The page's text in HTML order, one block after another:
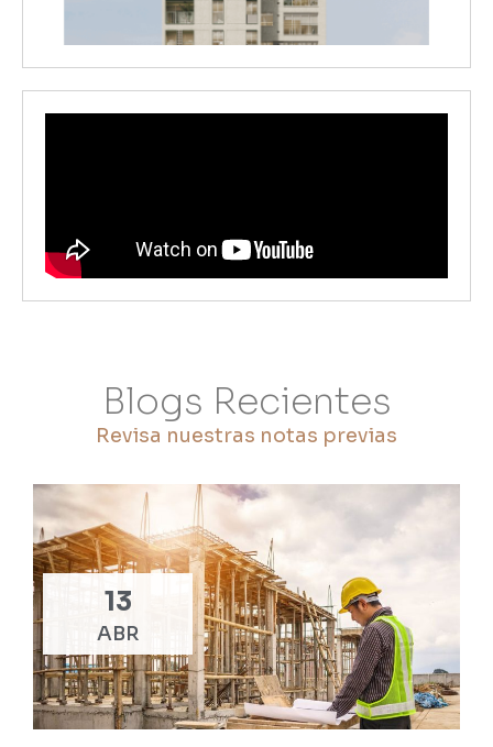
Blogs Recientes
Revisa nuestras notas previas
13
ABR